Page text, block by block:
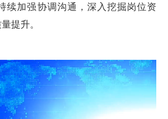
续加强协调沟通，深入挖掘岗位资
提升。